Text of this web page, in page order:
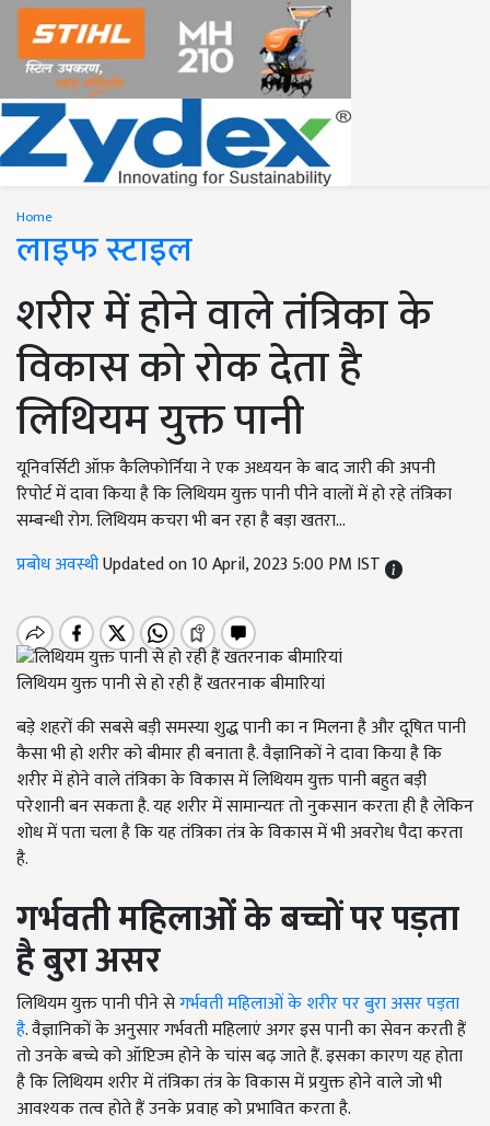
Home
लाइफ स्टाइल
शरीर में होने वाले तंत्रिका के
विकास को रोक देता है
लिथियम युक्त पानी
यूनिवर्सिटी ऑफ़ कैलिफोर्निया ने एक अध्ययन के बाद जारी की अपनी
रिपोर्ट में दावा किया है कि लिथियम युक्त पानी पीने वालों में हो रहे तंत्रिका
सम्बन्धी रोग. लिथियम कचरा भी बन रहा है बड़ा खतरा…
प्रबोध अवस्थीUpdated on 10 April, 2023 5:00 PM IST
लिथियम युक्त पानी से हो रही हैं खतरनाक बीमारियां
बड़े शहरों की सबसे बड़ी समस्या शुद्ध पानी का न मिलना है और दूषित पानी
कैसा भी हो शरीर को बीमार ही बनाता है. वैज्ञानिकों ने दावा किया है कि
शरीर में होने वाले तंत्रिका के विकास में लिथियम युक्त पानी बहुत बड़ी
परेशानी बन सकता है. यह शरीर में सामान्यतः तोनुकसान करता ही है लेकिन
शोध में पता चला है कि यह तंत्रिका तंत्र के विकास में भी अवरोध पैदा करता
है.
गर्भवती महिलाओं के बच्चों पर पड़ता
है बुरा असर
लिथियम युक्त पानी पीने सेगर्भवती महिलाओं के शरीर पर बुरा असर पड़ता
है. वैज्ञानिकों के अनुसार गर्भवती महिलाएं अगर इस पानी का सेवन करती हैं
तो उनके बच्चे को ऑप्टिज्म होने के चांस बढ़ जाते हैं. इसका कारण यह होता
है कि लिथियम शरीर में तंत्रिका तंत्र के विकास में प्रयुक्त होने वाले जो भी
आवश्यक तत्व होते हैं उनके प्रवाह को प्रभावित करता है.